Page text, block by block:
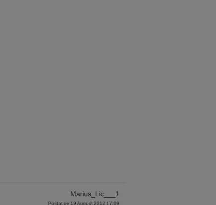
Marius_Lic___1
Postat pe 19 August 2012 17:09